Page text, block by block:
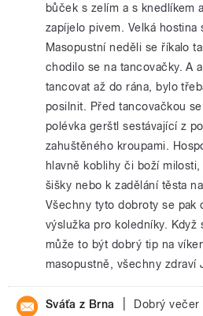
bůček s zelím a s knedlíkem
zapíjelo pivem. Velká hostina
Masopustní neděli se říkalo
chodilo se na tancovačky. A
tancovat až do rána, bylo
posilnit. Před tancovačkou
polévka gerštl sestávající z
zahuštěného kroupami.
hlavně koblihy či boží
šišky nebo k zadělání těsta
Všechny tyto dobroty se pak
výslužka pro koledníky. Když
může to být dobrý tip na
masopustně, všechny zdraví
Sváťa z Brna
Dobrý večer